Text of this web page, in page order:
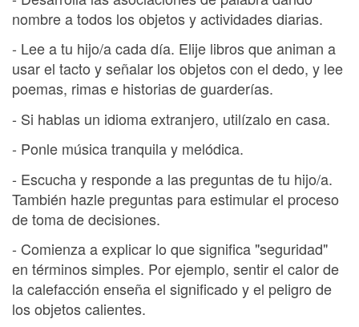
nombre a todos los objetos y actividades diarias.
- Lee a tu hijo/a cada día. Elije libros que animan a
usar el tacto y señalar los objetos con el dedo, y lee
poemas, rimas e historias de guarderías.
- Si hablas un idioma extranjero, utilízalo en casa.
- Ponle música tranquila y melódica.
- Escucha y responde a las preguntas de tu hijo/a.
También hazle preguntas para estimular el proceso
de toma de decisiones.
- Comienza a explicar lo que significa "seguridad"
en términos simples. Por ejemplo, sentir el calor de
la calefacción enseña el significado y el peligro de
los objetos calientes.